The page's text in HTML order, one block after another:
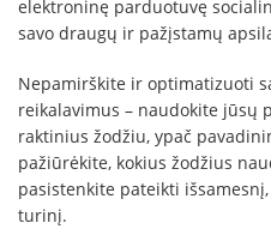
elektroninę parduotuvę
savo draugų ir pažįstamų
Nepamirškite ir optimatizuoti
reikalavimus – naudokite jūsų
raktinius žodžiu, ypač
pažiūrėkite, kokius žodžius
pasistenkite pateikti
turinį.